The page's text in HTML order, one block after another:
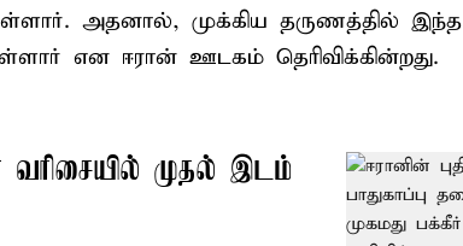
அதனால், முக்கிய தருணத்தில் இந்த
என ஈரான் ஊடகம் தெரிவிக்கின்றது.
வரிசையில் முதல் இடம்